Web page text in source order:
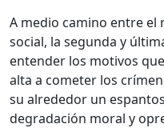
A medio camino entre
social, la segunda y
entender los motivos
alta a cometer los
su alrededor un
degradación moral y